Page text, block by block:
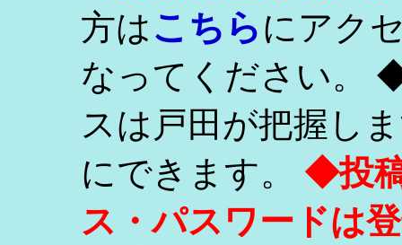
方はこちらにアク
なってください。
スは戸田が把握し
にできます。 ◆投
ス・パスワードは